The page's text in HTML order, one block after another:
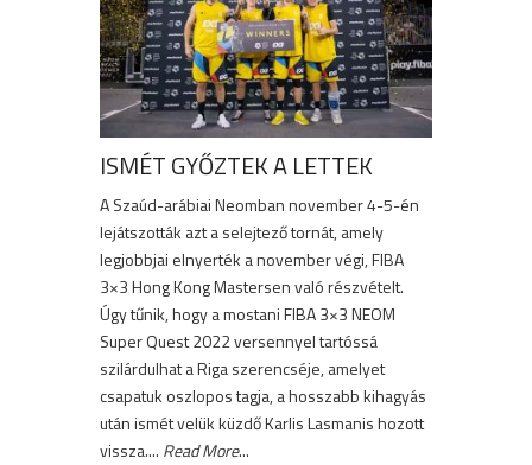
ISMÉT GYŐZTEK A LETTEK
A Szaúd-arábiai Neomban november 4-5-én
lejátszották azt a selejtező tornát, amely
legjobbjai elnyerték a november végi, FIBA
3×3 Hong Kong Mastersen való részvételt.
Úgy tűnik, hogy a mostani FIBA 3×3 NEOM
Super Quest 2022 versennyel tartóssá
szilárdulhat a Riga szerencséje, amelyet
csapatuk oszlopos tagja, a hosszabb kihagyás
után ismét velük küzdő Karlis Lasmanis hozott
vissza.... Read More...